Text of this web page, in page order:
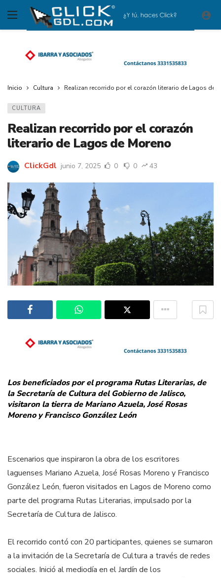
Inicio Cultura Realizan recorrido por el corazón literario de Lagos de
CULTURA
Realizan recorrido por el corazón
literario de Lagos de Moreno
ClickGdl junio 7, 2025 0 0 43
Los beneficiados por el programa Rutas Literarias, de
la Secretaría de Cultura del Gobierno de Jalisco,
visitaron la tierra de Mariano Azuela, José Rosas
Moreno y Francisco González León
Escenarios que inspiraron la obra de los escritores
laguenses Mariano Azuela, José Rosas Moreno y Francisco
González León, fueron visitados en Lagos de Moreno como
parte del programa Rutas Literarias, impulsado por la
Secretaría de Cultura de Jalisco.
El recorrido contó con 20 participantes, quienes se sumaron
a la invitación de la Secretaría de Cultura a través de redes
sociales. Inició al mediodía en el Jardín de los